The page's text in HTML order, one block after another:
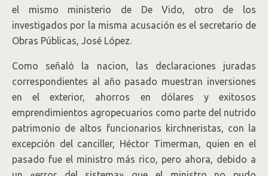
el mismo ministerio de De Vido, otro de los
investigados por la misma acusación es el secretario de
Obras Públicas, José López.
Como señaló la nacion, las declaraciones juradas
correspondientes al año pasado muestran inversiones
en el exterior, ahorros en dólares y exitosos
emprendimientos agropecuarios como parte del nutrido
patrimonio de altos funcionarios kirchneristas, con la
excepción del canciller, Héctor Timerman, quien en el
pasado fue el ministro más rico, pero ahora, debido a